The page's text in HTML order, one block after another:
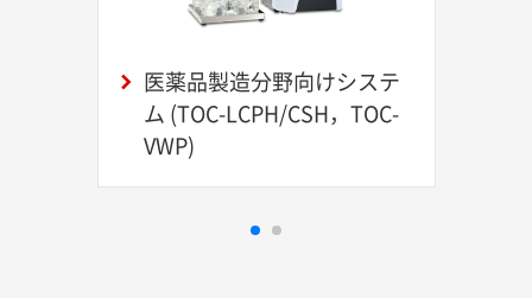
医薬品製造分野向けシステ
ム (TOC-LCPH/CSH，TOC-
VWP)